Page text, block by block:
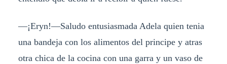
—¡Eryn!—Saludo entusiasmada Adela quien tenia
una bandeja con los alimentos del principe y atras
otra chica de la cocina con una garra y un vaso de